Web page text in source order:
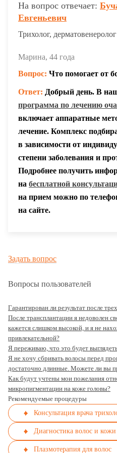
На вопрос отвечает:
Евгеньевич
Трихолог, дерматовенеролог
Марина, 44 года
Вопрос: Что помогает от
Ответ: Добрый день. В
программа по лечению
включает аппаратные
лечение. Комплекс
в зависимости от
степени заболевания и
Подробнее получить
на бесплатной
на прием можно по
на сайте.
Задать вопрос
Вопросы пользователей
Гарантирован ли результат после
После трансплантации я недоволен
кажется слишком высокой, и я не
привлекательной?
Я переживаю, что это будет
Я не хочу сбривать волосы перед
достаточно длинные. Можете ли вы
Как будут учтены мои пожелания
микропигментации на коже головы?
Рекомендуемые процедуры
Консультация врача
Диагностика волос и
Плазмотерапия для волос